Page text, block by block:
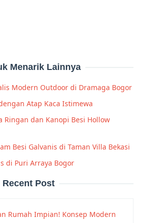
Menarik Lainnya
Modern Outdoor di Dramaga Bogor
Atap Kaca Istimewa
Ringan dan Kanopi Besi Hollow
Besi Galvanis di Taman Villa Bekasi
di Puri Arraya Bogor
Recent Post
Rumah Impian! Konsep Modern